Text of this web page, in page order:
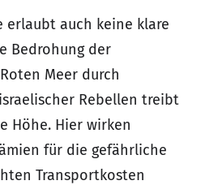
erlaubt auch keine klare
Bedrohung der
Meer durch
Rebellen treibt
Höhe. Hier wirken
für die gefährliche
Transportkosten